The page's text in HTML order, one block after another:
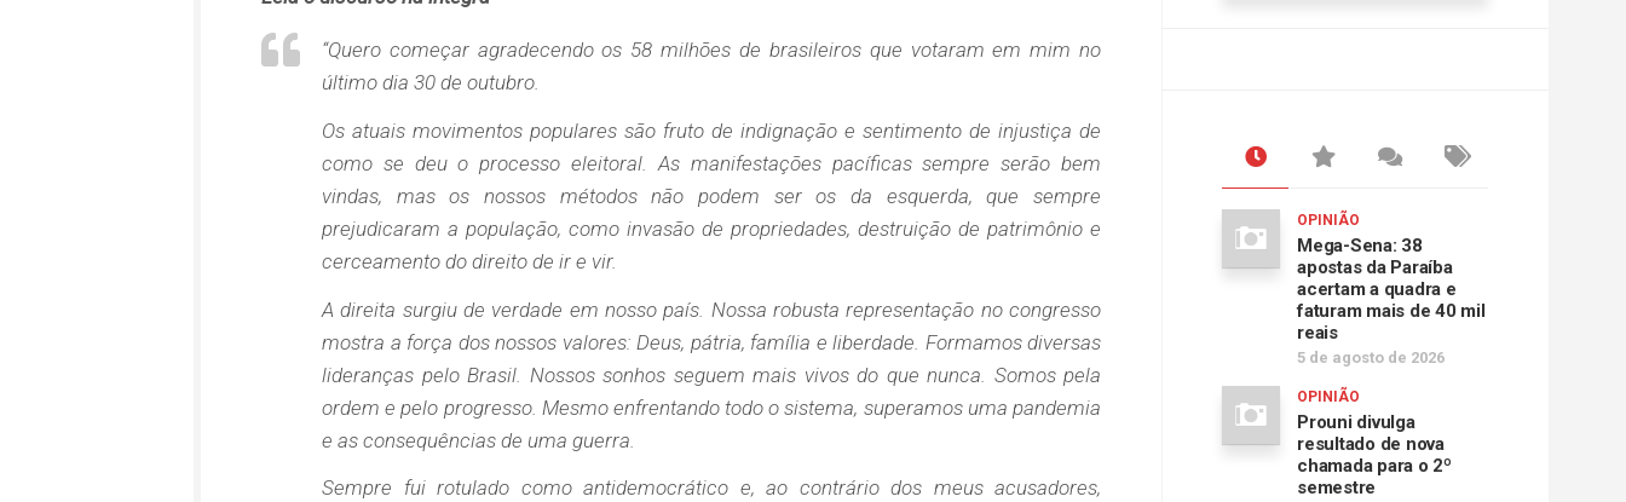
“Quero começar agradecendo os 58 milhões de brasileiros que votaram em mim no
último dia 30 de outubro.
Os atuais movimentos populares são fruto de indignação e sentimento de injustiça de
como se deu o processo eleitoral. As manifestações pacíficas sempre serão bem
vindas, mas os nossos métodos não podem ser os da esquerda, que sempre
prejudicaram a população, como invasão de propriedades, destruição de patrimônio e
cerceamento do direito de ir e vir.
A direita surgiu de verdade em nosso país. Nossa robusta representação no congresso
mostra a força dos nossos valores: Deus, pátria, família e liberdade. Formamos diversas
lideranças pelo Brasil. Nossos sonhos seguem mais vivos do que nunca. Somos pela
ordem e pelo progresso. Mesmo enfrentando todo o sistema, superamos uma pandemia
e as consequências de uma guerra.
Sempre fui rotulado como antidemocrático e, ao contrário dos meus acusadores,
OPINIÃO
Mega-Sena: 38
apostas da Paraíba
acertam a quadra e
faturam mais de 40 mil
reais
5 de agosto de 2026
OPINIÃO
Prouni divulga
resultado de nova
chamada para o 2º
semestre